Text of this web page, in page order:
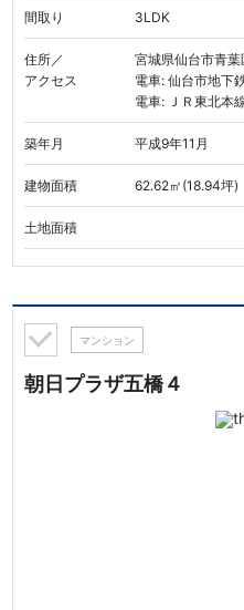
間取り 3LDK
住所／
アクセス
宮城県仙台市青葉
電車: 仙台市地下
電車: ＪＲ東北本
築年月 平成9年11月
建物面積 62.62㎡(18.94坪)
土地面積
マンション
朝日プラザ五橋４